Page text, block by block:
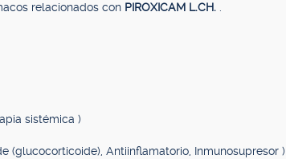
relacionados con PIROXICAM L.CH.
sistémica )
(glucocorticoide), Antiinflamatorio, Inmunosupresor )